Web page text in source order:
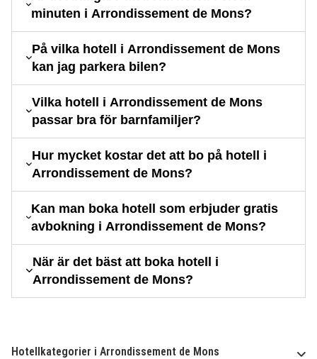
minuten i Arrondissement de Mons?
På vilka hotell i Arrondissement de Mons
kan jag parkera bilen?
Vilka hotell i Arrondissement de Mons
passar bra för barnfamiljer?
Hur mycket kostar det att bo på hotell i
Arrondissement de Mons?
Kan man boka hotell som erbjuder gratis
avbokning i Arrondissement de Mons?
När är det bäst att boka hotell i
Arrondissement de Mons?
Hotellkategorier i Arrondissement de Mons